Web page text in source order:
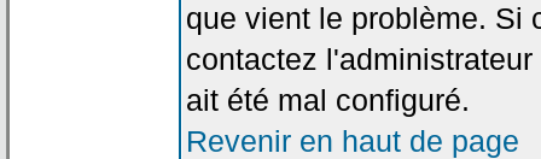
que vient le problème. Si
contactez
ait été mal configuré.
Revenir en haut de page